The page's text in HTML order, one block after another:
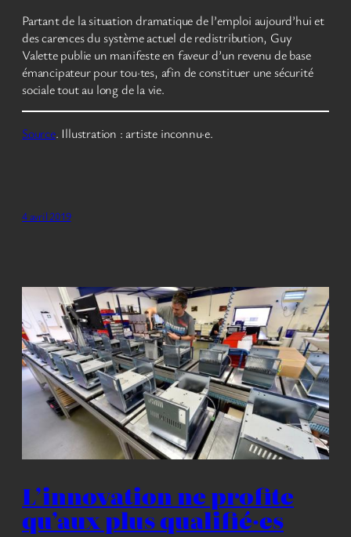
Partant de la situation dramatique de l’emploi aujourd’hui et
des carences du système actuel de redistribution, Guy
Valette publie un manifeste en faveur d’un revenu de base
émancipateur pour tou·tes, afin de constituer une sécurité
sociale tout au long de la vie.
Source. Illustration : artiste inconnu·e.
4 avril 2019
L’innovation ne profite
qu’aux plus qualifié·es